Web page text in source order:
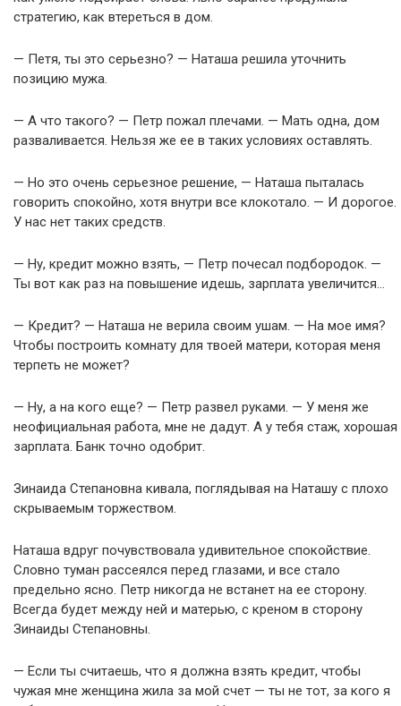
стратегию, как втереться в дом.
— Петя, ты это серьезно? — Наташа решила уточнить
позицию мужа.
— А что такого? — Петр пожал плечами. — Мать одна, дом
разваливается. Нельзя же ее в таких условиях оставлять.
— Но это очень серьезное решение, — Наташа пыталась
говорить спокойно, хотя внутри все клокотало. — И дорогое.
У нас нет таких средств.
— Ну, кредит можно взять, — Петр почесал подбородок. —
Ты вот как раз на повышение идешь, зарплата увеличится…
— Кредит? — Наташа не верила своим ушам. — На мое имя?
Чтобы построить комнату для твоей матери, которая меня
терпеть не может?
— Ну, а на кого еще? — Петр развел руками. — У меня же
неофициальная работа, мне не дадут. А у тебя стаж, хорошая
зарплата. Банк точно одобрит.
Зинаида Степановна кивала, поглядывая на Наташу с плохо
скрываемым торжеством.
Наташа вдруг почувствовала удивительное спокойствие.
Словно туман рассеялся перед глазами, и все стало
предельно ясно. Петр никогда не встанет на ее сторону.
Всегда будет между ней и матерью, с креном в сторону
Зинаиды Степановны.
— Если ты считаешь, что я должна взять кредит, чтобы
чужая мне женщина жила за мой счет — ты не тот, за кого я